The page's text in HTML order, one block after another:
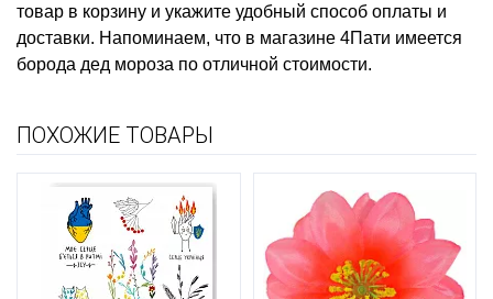
товар в корзину и укажите удобный способ оплаты и
доставки. Напоминаем, что в магазине 4Пати имеется
борода дед мороза по отличной стоимости.
ПОХОЖИЕ ТОВАРЫ